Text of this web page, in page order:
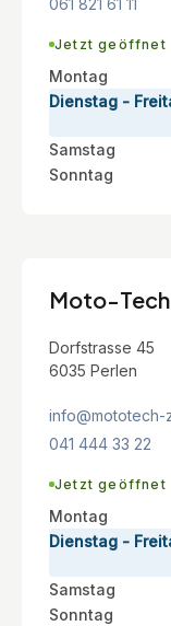
Jetzt geöffnet
Montag
Dienstag -
Samstag
Sonntag
Moto-
Dorfstrasse 45
6035 Perlen
info@mototech-
041 444 33 22
Jetzt geöffnet
Montag
Dienstag -
Samstag
Sonntag